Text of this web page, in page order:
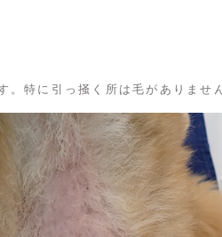
特に引っ掻く所は毛がありませ